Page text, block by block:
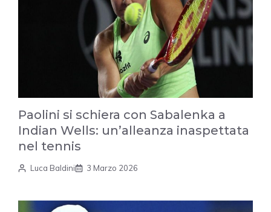
Paolini si schiera con Sabalenka a
Indian Wells: un’alleanza inaspettata
nel tennis
Luca Baldini 3 Marzo 2026